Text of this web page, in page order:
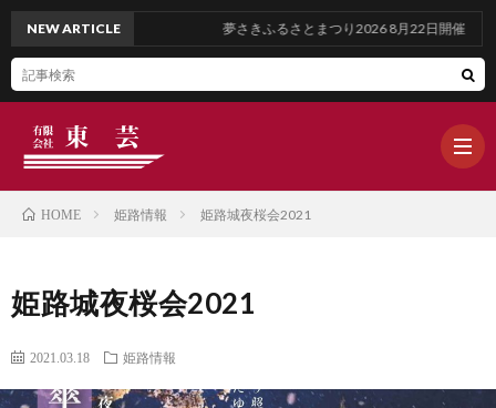
ム
ロ
NEW ARTICLE 夢さきふるさとまつり2026 8月22日開催
HOME 姫路情報 姫路城夜桜会2021
姫路城夜桜会2021
2021.03.18 姫路情報